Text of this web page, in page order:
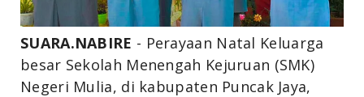
SUARA.NABIRE - Perayaan Natal Keluarga
besar Sekolah Menengah Kejuruan (SMK)
Negeri Mulia, di kabupaten Puncak Jaya,